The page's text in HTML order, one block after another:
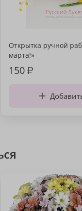
Открытка ручной
марта!»
150₽